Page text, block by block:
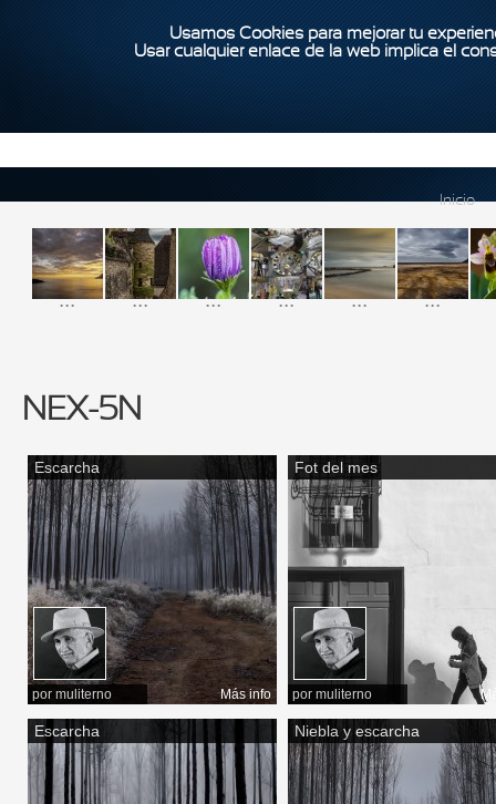
Usamos Cookies para mejorar tu
Usar cualquier enlace de la web implica el
Inicio
... ... ... ... ... ...
NEX-5N
Escarcha
por muliterno Más info
Fot del mes
por muliterno
Escarcha Niebla y escarcha
Páginas